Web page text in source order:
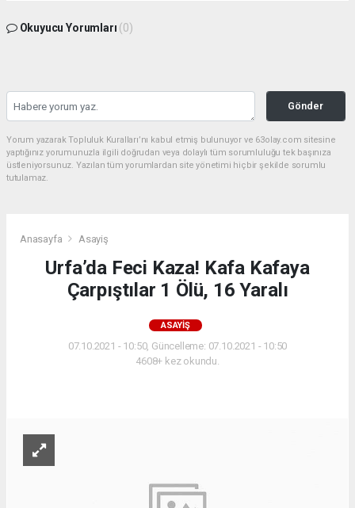
Okuyucu Yorumları (0)
Gönder
Yorum yazarak Topluluk Kuralları’nı kabul etmiş bulunuyor ve 63olay.com sitesine
yaptığınız yorumunuzla ilgili doğrudan veya dolaylı tüm sorumluluğu tek başınıza
üstleniyorsunuz. Yazılan tüm yorumlardan site yönetimi hiçbir şekilde sorumlu
tutulamaz.
Anasayfa Asayiş
Urfa’da Feci Kaza! Kafa Kafaya
Çarpıştılar 1 Ölü, 16 Yaralı
ASAYIŞ
07.10.2021 - 10:50, Güncelleme: 07.10.2021 - 10:50
4608+ kez okundu.